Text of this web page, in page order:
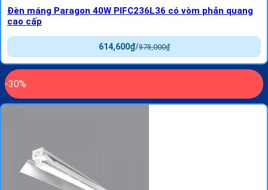
Đèn máng Paragon 40W PIFC236L36 có vòm phản quang
cao cấp
878,000₫
/
614,600₫
-30%